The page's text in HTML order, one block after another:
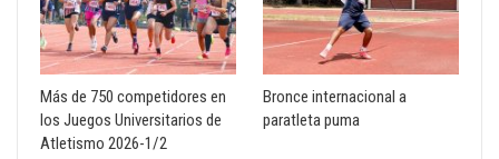
Más de 750 competidores en
los Juegos Universitarios de
Atletismo 2026-1/2
Bronce internacional a
paratleta puma